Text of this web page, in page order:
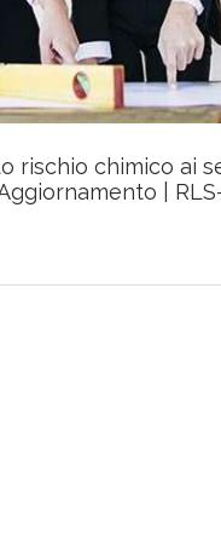
rischio chimico ai
|
80,00€